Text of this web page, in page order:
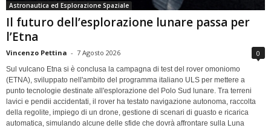
Astronautica ed Esplorazione Spaziale
Il futuro dell’esplorazione lunare passa per
l’Etna
Vincenzo Pettina - 7 Agosto 2026 0
Sul vulcano Etna si è conclusa la campagna di test del rover omoniomo
(ETNA), sviluppato nell'ambito del programma italiano ULS per mettere a
punto tecnologie destinate all'esplorazione del Polo Sud lunare. Tra terreni
lavici e pendii accidentati, il rover ha testato navigazione autonoma, raccolta
della regolite, impiego di un drone, gestione di scenari di guasto e ricarica
automatica, simulando alcune delle sfide che dovrà affrontare sulla Luna